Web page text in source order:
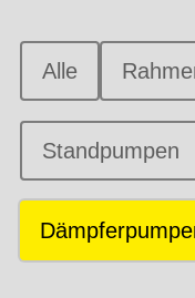
Alle
Standpumpen